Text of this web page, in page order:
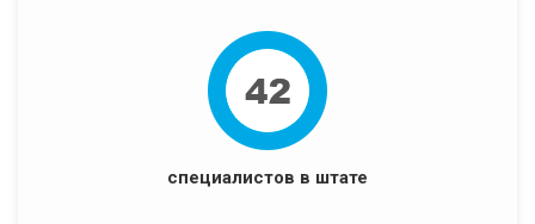
специалистов в штате